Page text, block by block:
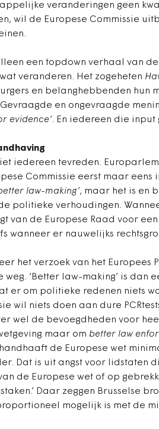
veranderingen geen
wil de Europese Commissie
een topdown verhaal van
veranderen. Het zogeheten
en belanghebbenden hun
en ongevraagde
evidence’. En iedereen die input
iedereen tevreden.
Commissie eerst maar eens
law-making’, maar het is en
politieke verhoudingen.
van de Europese Raad voor
wanneer er nauwelijks
het verzoek van het
weg. ‘Better law-making’ is dan
er om politieke redenen niets
wil niets doen aan dure
wel de bevoegdheden voor
maar om better law
de Europese wet
Dat is uit angst voor lidstaten
de Europese wet of op
Daar zeggen Brusselse
mogelijk is met de